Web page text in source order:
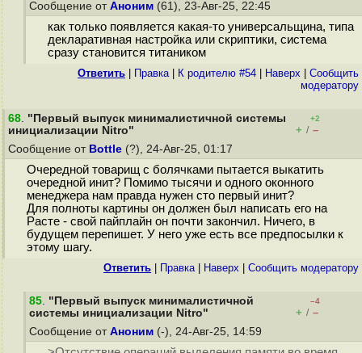
Сообщение от Аноним (61), 23-Авг-25, 22:45
как только появляется какая-то универсальщина, типа
декларативная настройка или скриптики, система
сразу становится титаником
Ответить Правка| К родителю #54 Наверх
Cообщить
модератору
68. "Первый выпуск минималистичной системы
инициализации Nitro"
+2
+ / –
Сообщение от Bottle (?), 24-Авг-25, 01:17
Очередной товарищ с болячками пытается выкатить
очередной инит? Помимо тысячи и одного оконного
менеджера нам правда нужен сто первый инит?
Для полноты картины он должен был написать его на
Расте - свой пайплайн он почти закончил. Ничего, в
будущем перепишет. У него уже есть все предпосылки к
этому шагу.
Ответить Правка| Наверх Cообщить модератору
85. "Первый выпуск минималистичной
системы инициализации Nitro"
–4
+ / –
Сообщение от Аноним (-), 24-Авг-25, 14:59